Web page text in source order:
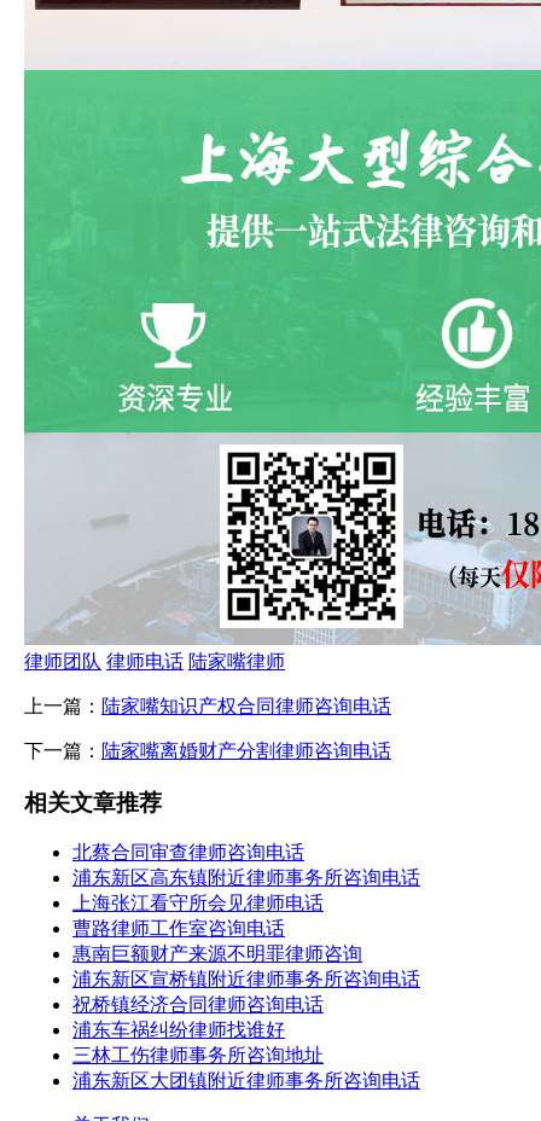
律师团队 律师电话 陆家嘴律师
上一篇： 陆家嘴知识产权合同律师咨询电话
下一篇： 陆家嘴离婚财产分割律师咨询电话
相关文章推荐
北蔡合同审查律师咨询电话
浦东新区高东镇附近律师事务所咨询电话
上海张江看守所会见律师电话
曹路律师工作室咨询电话
惠南巨额财产来源不明罪律师咨询
浦东新区宣桥镇附近律师事务所咨询电话
祝桥镇经济合同律师咨询电话
浦东车祸纠纷律师找谁好
三林工伤律师事务所咨询地址
浦东新区大团镇附近律师事务所咨询电话